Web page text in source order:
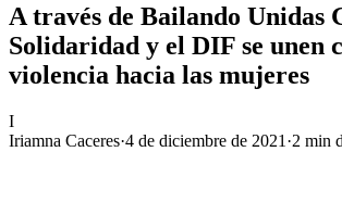
A través de Bailando Unidas
Solidaridad y el DIF se unen
violencia hacia las mujeres
I
Iriamna Caceres·4 de diciembre de 2021 ·2 min